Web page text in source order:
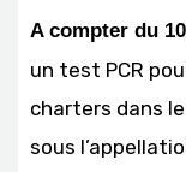
A compter du
un test PCR
charters dans
sous